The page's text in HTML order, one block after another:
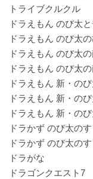
トライブクルクル
ドラえもん のび太
ドラえもん のび太
ドラえもん のび太
ドラえもん のび太
ドラえもん 新・の
ドラえもん 新・の
ドラえもん 新・の
ドラかず のび太の
ドラかず のび太の
ドラがな
ドラゴンクエスト7